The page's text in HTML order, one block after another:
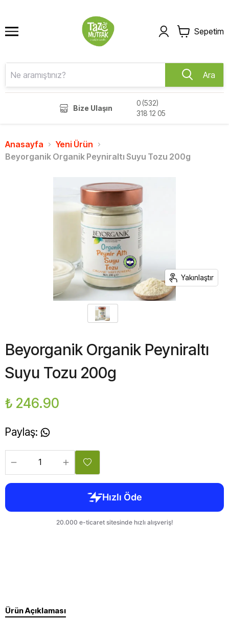
Sepetim
Ara
Bize Ulaşın
0 (532)
318 12 05
Anasayfa
Yeni Ürün
Beyorganik Organik Peyniraltı Suyu Tozu 200g
Yakınlaştır
Beyorganik Organik Peyniraltı
Suyu Tozu 200g
₺ 246.90
Paylaş:
Ürün Açıklaması